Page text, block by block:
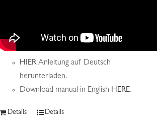
HIERAnleitung auf Deutsch
herunterladen.
Download manual in English HERE.
Details Details